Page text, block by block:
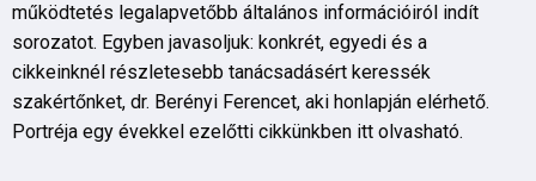
működtetés legalapvetőbb általános információiról indít
sorozatot. Egyben javasoljuk: konkrét, egyedi és a
cikkeinknél részletesebb tanácsadásért keressék
szakértőnket, dr. Berényi Ferencet, aki honlapján elérhető.
Portréja egy évekkel ezelőtti cikkünkben itt olvasható.